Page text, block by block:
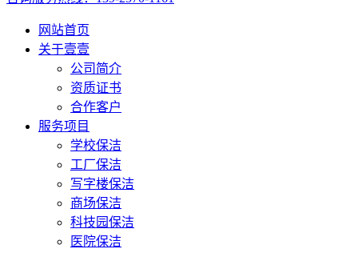
网站首页
关于壹壹
公司简介
资质证书
合作客户
服务项目
学校保洁
工厂保洁
写字楼保洁
商场保洁
科技园保洁
医院保洁